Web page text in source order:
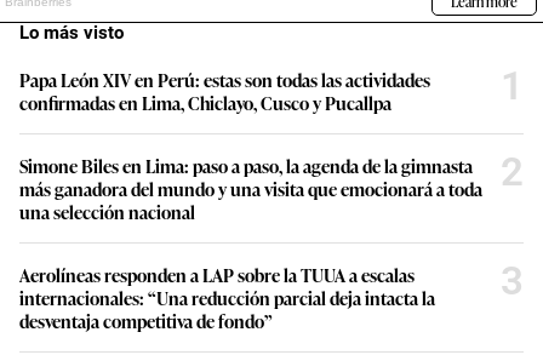
Lo más visto
Papa León XIV en Perú: estas son todas las actividades
confirmadas en Lima, Chiclayo, Cusco y Pucallpa
1
Simone Biles en Lima: paso a paso, la agenda de la gimnasta
más ganadora del mundo y una visita que emocionará a toda
una selección nacional
2
Aerolíneas responden a LAP sobre la TUUA a escalas
internacionales: “Una reducción parcial deja intacta la
desventaja competitiva de fondo”
3